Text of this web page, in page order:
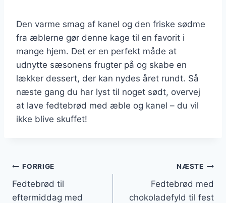
Den varme smag af kanel og den friske sødme
fra æblerne gør denne kage til en favorit i
mange hjem. Det er en perfekt måde at
udnytte sæsonens frugter på og skabe en
lækker dessert, der kan nydes året rundt. Så
næste gang du har lyst til noget sødt, overvej
at lave fedtebrød med æble og kanel – du vil
ikke blive skuffet!
Indlægsnavigation
FORRIGE
Fedtebrød til
eftermiddag med
NÆSTE
Fedtebrød med
chokoladefyld til fest